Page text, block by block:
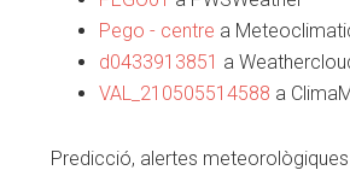
Pego - centre a
d0433913851 a
VAL_210505514588 a
Predicció, alertes